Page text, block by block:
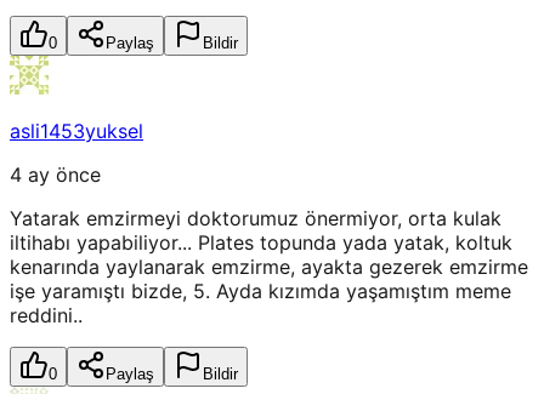
0 Paylaş Bildir
asli1453yuksel
4 ay önce
Yatarak emzirmeyi doktorumuz önermiyor, orta kulak
iltihabı yapabiliyor... Plates topunda yada yatak, koltuk
kenarında yaylanarak emzirme, ayakta gezerek emzirme
işe yaramıştı bizde, 5. Ayda kızımda yaşamıştım meme
reddini..
0 Paylaş Bildir